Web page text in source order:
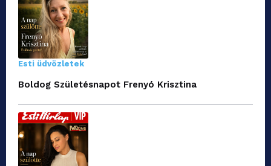
Esti üdvözletek
Boldog Születésnapot Frenyó Krisztina